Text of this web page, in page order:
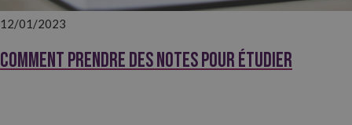
12/01/2023
Comment prendre des notes pour étudier